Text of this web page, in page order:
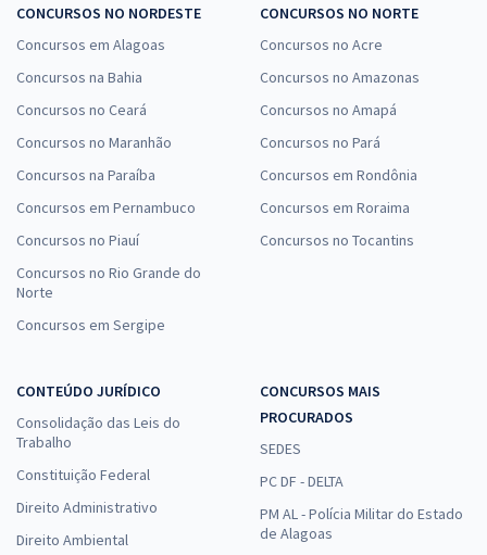
CONCURSOS NO NORDESTE
Concursos em Alagoas
Concursos na Bahia
Concursos no Ceará
Concursos no Maranhão
Concursos na Paraíba
Concursos em Pernambuco
Concursos no Piauí
Concursos no Rio Grande do
Norte
Concursos em Sergipe
CONCURSOS NO NORTE
Concursos no Acre
Concursos no Amazonas
Concursos no Amapá
Concursos no Pará
Concursos em Rondônia
Concursos em Roraima
Concursos no Tocantins
CONTEÚDO JURÍDICO
Consolidação das Leis do
Trabalho
Constituição Federal
Direito Administrativo
Direito Ambiental
CONCURSOS MAIS
PROCURADOS
SEDES
PC DF - DELTA
PM AL - Polícia Militar do Estado
de Alagoas